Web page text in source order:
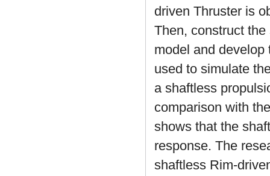
driven Thruster is
Then, construct
model and
used to simulate
a shaftless
comparison with
shows that the
response. The
shaftless Rim-